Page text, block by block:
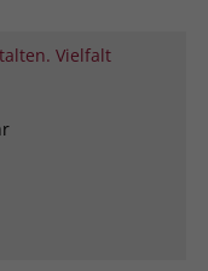
Vielfalt